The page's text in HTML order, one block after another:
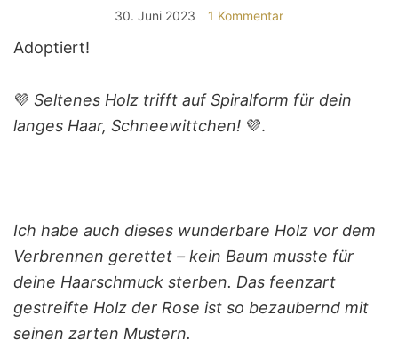
30. Juni 2023 1 Kommentar
Adoptiert!
💜 Seltenes Holz trifft auf Spiralform für dein
langes Haar, Schneewittchen! 💜.
Ich habe auch dieses wunderbare Holz vor dem
Verbrennen gerettet – kein Baum musste für
deine Haarschmuck sterben. Das feenzart
gestreifte Holz der Rose ist so bezaubernd mit
seinen zarten Mustern.